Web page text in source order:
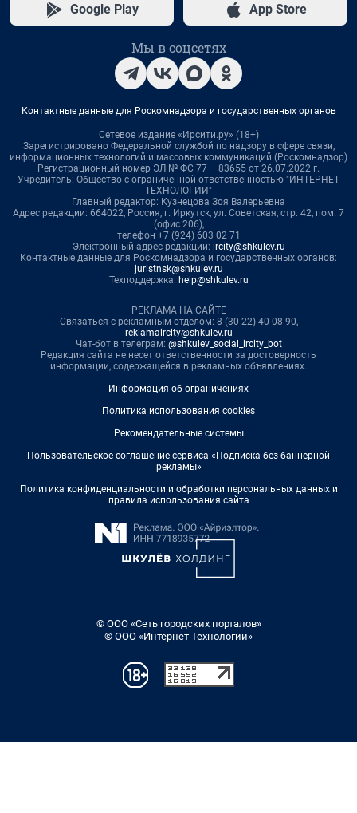
Google Play App Store
Мы в соцсетях
Контактные данные для Роскомнадзора и государственных органов
Сетевое издание «Ирсити.ру» (18+)
Зарегистрировано Федеральной службой по надзору в сфере связи,
информационных технологий и массовых коммуникаций (Роскомнадзор)
Регистрационный номер ЭЛ № ФС 77 – 83655 от 26.07.2022 г.
Учредитель: Общество с ограниченной ответственностью "ИНТЕРНЕТ
ТЕХНОЛОГИИ"
Главный редактор: Кузнецова Зоя Валерьевна
Адрес редакции: 664022, Россия, г. Иркутск, ул. Советская, стр. 42, пом. 7
(офис 206),
телефон +7 (924) 603 02 71
Электронный адрес редакции: ircity@shkulev.ru
Контактные данные для Роскомнадзора и государственных органов:
juristnsk@shkulev.ru
Техподдержка: help@shkulev.ru
РЕКЛАМА НА САЙТЕ
Связаться с рекламным отделом: 8 (30-22) 40-08-90,
reklamaircity@shkulev.ru
Чат-бот в телеграм: @shkulev_social_ircity_bot
Редакция сайта не несет ответственности за достоверность
информации, содержащейся в рекламных объявлениях.
Информация об ограничениях
Политика использования cookies
Рекомендательные системы
Пользовательское соглашение сервиса «Подписка без баннерной
рекламы»
Политика конфиденциальности и обработки персональных данных и
правила использования сайта
© ООО «Сеть городских порталов»
© ООО «Интернет Технологии»